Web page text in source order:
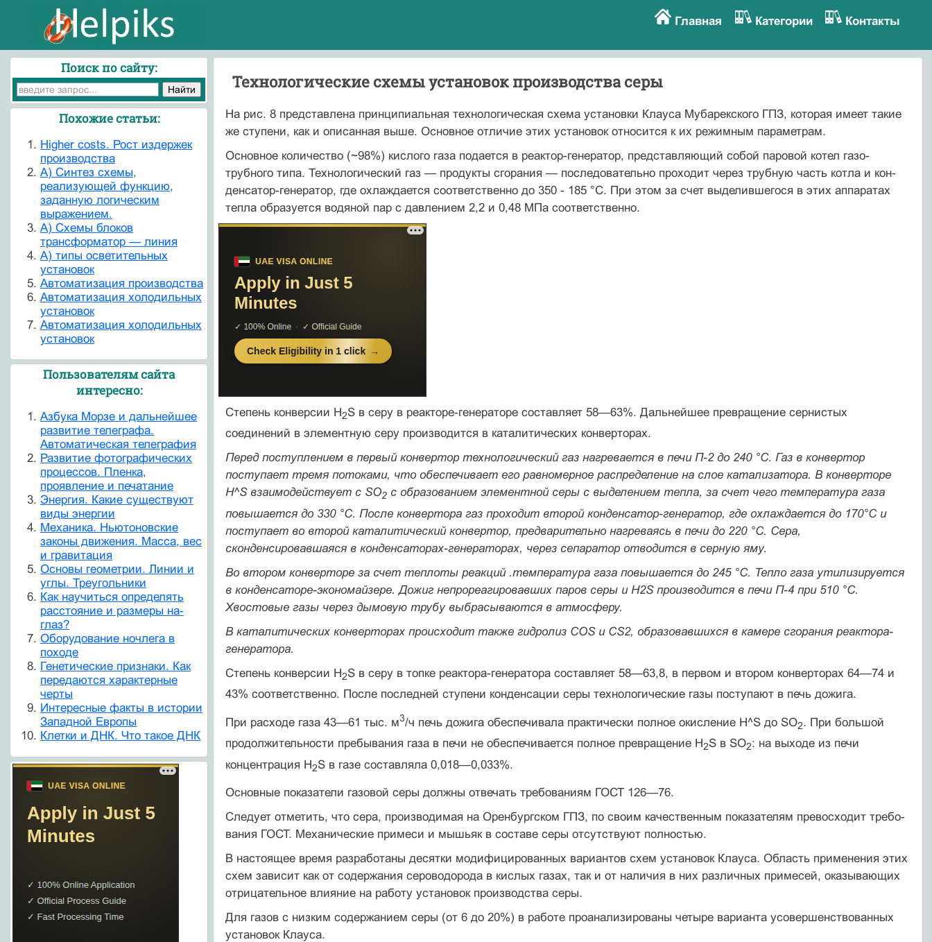
Главная Категории Контакты
Технологические схемы установок производства серы
На рис. 8 представлена принципиальная технологическая схема установки Клауса Мубарекского ГПЗ, которая имеет такие
же ступени, как и описанная выше. Основное отличие этих установок относится к их режимным параметрам.
Основное количество (~98%) кислого газа подается в ре­актор-генератор, представляющий собой паровой котел газо­
трубного типа. Технологический газ — продукты сгорания — последовательно проходит через трубную часть котла и кон­
денсатор-генератор, где охлаждается соответственно до 350 - 185 °С. При этом за счет выделившегося в этих аппаратах
тепла образуется водяной пар с давлением 2,2 и 0,48 МПа со­ответственно.
Степень конверсии H2S в серу в реакторе-генераторе состав­ляет 58—63%. Дальнейшее превращение сернистых
соединений в элементную серу производится в каталитических конверторах.
Перед поступлением в первый конвертор технологический газ нагрева­ется в печи П-2 до 240 °С. Газ в конвертор
поступает тремя потоками, что обеспечивает его равномерное распределение на слое катализатора. В кон­верторе
H^S взаимодействует с SO2с образованием элементной серы с вы­делением тепла, за счет чего температура газа
повышается до 330 °С. После конвертора газ проходит второй конденсатор-генератор, где охлаждается до 170°С и
поступает во второй каталитический конвертор, предварительно на­греваясь в печи до 220 °С. Сера,
сконденсировавшаяся в конденсаторах-ге­нераторах, через сепаратор отводится в серную яму.
Во втором конверторе за счет теплоты реакций .температура газа по­вышается до 245 °С. Тепло газа утилизируется
в конденсаторе-экономайзере. Дожиг непрореагировавших паров серы и H2S производится в печи П-4 при 510 °С.
Хвостовые газы через дымовую трубу выбрасываются в атмо­сферу.
В каталитических конверторах происходит также гидролиз COS и CS2, образовавшихся в камере сгорания реактора-
генератора.
Степень конверсии H2S в серу в топке реактора-генератора составляет 58—63,8, в первом и втором конверторах 64—74 и
43% соответственно. После последней ступени конденсации серы технологические газы поступают в печь дожига.
При расходе газа 43—61 тыс. м3/ч печь дожига обеспечива­ла практически полное окисление H^S до SO2. При большой
продолжительности пребывания газа в печи не обеспечивается полное превращение H2S в SO2: на выходе из печи
концентрация H2S в газе составляла 0,018—0,033%.
Основные показатели газовой серы должны отвечать требо­ваниям ГОСТ 126—76.
Следует отметить, что сера, производимая на Оренбургском ГПЗ, по своим качественным показателям превосходит требо­
вания ГОСТ. Механические примеси и мышьяк в составе серы отсутствуют полностью.
В настоящее время разработаны десятки модифицирован­ных вариантов схем установок Клауса. Область применения этих
схем зависит как от содержания сероводорода в кислых газах, так и от наличия в них различных примесей, оказываю­щих
отрицательное влияние на работу установок производства серы.
Для газов с низким содержанием серы (от 6 до 20%) в ра­боте проанализированы четыре варианта усовершенство­ванных
установок Клауса.
Поиск по сайту:
Похожие статьи:
Higher costs. Рост издержек
производства
А) Синтез схемы,
реализующей функцию,
заданную логическим
выражением.
А) Схемы блоков
трансформатор — линия
А) типы осветительных
установок
Автоматизация производства
Автоматизация холодильных
установок
Автоматизация холодильных
установок
Пользователям сайта
интересно:
Азбука Морзе и дальнейшее
развитие телеграфа.
Автоматическая телеграфия
Развитие фотографических
процессов. Пленка,
проявление и печатание
Энергия. Какие существуют
виды энергии
Механика. Ньютоновские
законы движения. Масса, вес
и гравитация
Основы геометрии. Линии и
углы. Треугольники
Как научиться определять
расстояние и размеры на-
глаз?
Оборудование ночлега в
походе
Генетические признаки. Как
передаются характерные
черты
Интересные факты в истории
Западной Европы
Клетки и ДНК. Что такое ДНК